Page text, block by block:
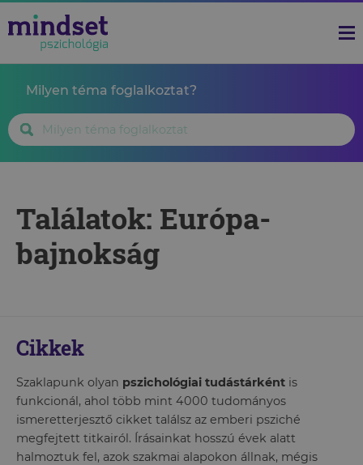
Milyen téma foglalkoztat?
Találatok: Európa-
bajnokság
Cikkek
Szaklapunk olyan pszichológiai tudástárként is
funkcionál, ahol több mint 4000 tudományos
ismeretterjesztő cikket találsz az emberi psziché
megfejtett titkairól. Írásainkat hosszú évek alatt
halmoztuk fel, azok szakmai alapokon állnak, mégis